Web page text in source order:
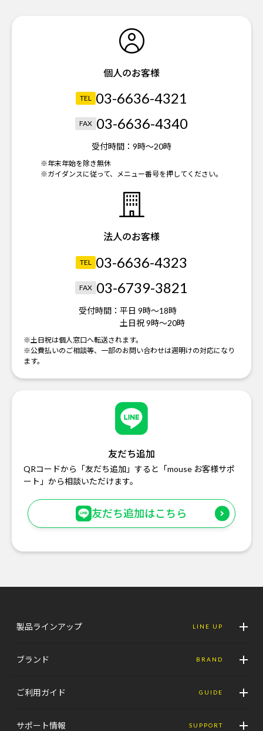
個人のお客様
TEL 03-6636-4321
FAX 03-6636-4340
受付時間： 9時～20時
※年末年始を除き無休
※ガイダンスに従って、メニュー番号を押してください。
法人のお客様
TEL 03-6636-4323
FAX 03-6739-3821
受付時間： 平日 9時～18時
土日祝 9時～20時
※土日祝は個人窓口へ転送されます。
※公費払いのご相談等、一部のお問い合わせは週明けの対応になり
ます。
友だち追加
QRコードから「友だち追加」すると「mouse お客様サポ
ート」から相談いただけます。
友だち追加はこちら
製品ラインアップ LINE UP
ブランド BRAND
ご利用ガイド GUIDE
サポート情報 SUPPORT